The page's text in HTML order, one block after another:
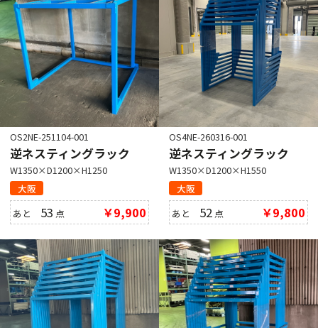
OS2NE-251104-001
逆ネスティングラック
W1350×D1200×H1250
大阪
あと 53 点 ￥9,900
OS4NE-260316-001
逆ネスティングラック
W1350×D1200×H1550
大阪
あと 52 点 ￥9,800